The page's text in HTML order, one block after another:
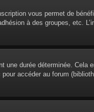
vous permet de
à des groupes, etc.
une durée déterminée. Cela
accéder au forum